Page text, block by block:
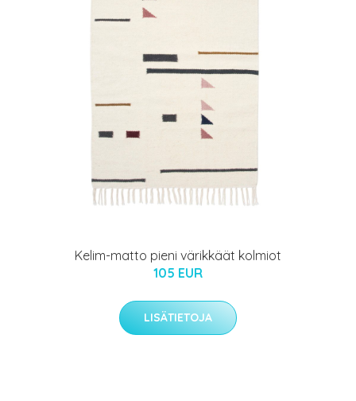
Kelim-matto pieni värikkäät kolmiot
105 EUR
LISÄTIETOJA